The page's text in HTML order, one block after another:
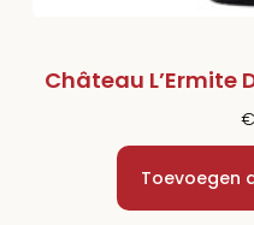
Château L’Ermite
€
Toevoegen